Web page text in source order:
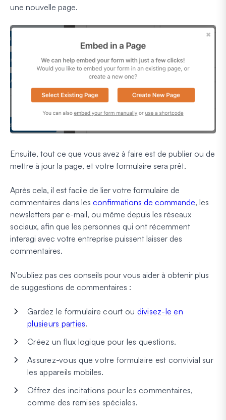
une nouvelle page.
Ensuite, tout ce que vous avez à faire est de publier ou de
mettre à jour la page, et votre formulaire sera prêt.
Après cela, il est facile de lier votre formulaire de
commentaires dans les confirmations de commande, les
newsletters par e-mail, ou même depuis les réseaux
sociaux, afin que les personnes qui ont récemment
interagi avec votre entreprise puissent laisser des
commentaires.
N'oubliez pas ces conseils pour vous aider à obtenir plus
de suggestions de commentaires :
Gardez le formulaire court ou divisez-le en
plusieurs parties.
Créez un flux logique pour les questions.
Assurez-vous que votre formulaire est convivial sur
les appareils mobiles.
Offrez des incitations pour les commentaires,
comme des remises spéciales.